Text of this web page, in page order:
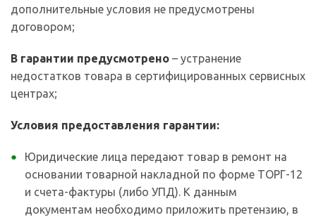
дополнительные условия не предусмотрены
договором;
В гарантии предусмотрено – устранение
недостатков товара в сертифицированных сервисных
центрах;
Условия предоставления гарантии:
Юридические лица передают товар в ремонт на
основании товарной накладной по форме ТОРГ-12
и счета-фактуры (либо УПД). К данным
документам необходимо приложить претензию, в